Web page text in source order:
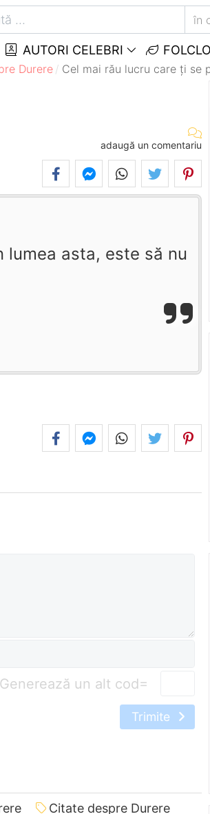
în
AUTORI CELEBRI
Durere Cel mai rău lucru care ţi se
adaugă un comentariu
lumea asta, este să nu
=
Trimite
Citate despre Durere